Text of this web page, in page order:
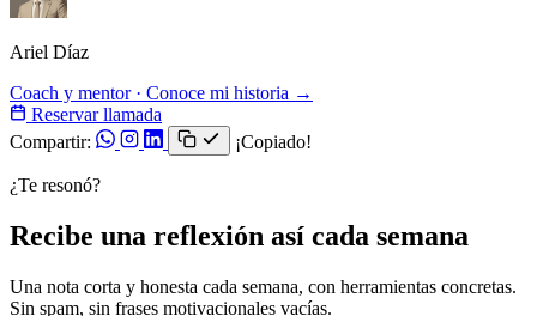
Ariel Díaz
Coach y mentor · Conoce mi historia →
Reservar llamada
Compartir:
¡Copiado!
¿Te resonó?
Recibe una reflexión así cada semana
Una nota corta y honesta cada semana, con herramientas concretas.
Sin spam, sin frases motivacionales vacías.